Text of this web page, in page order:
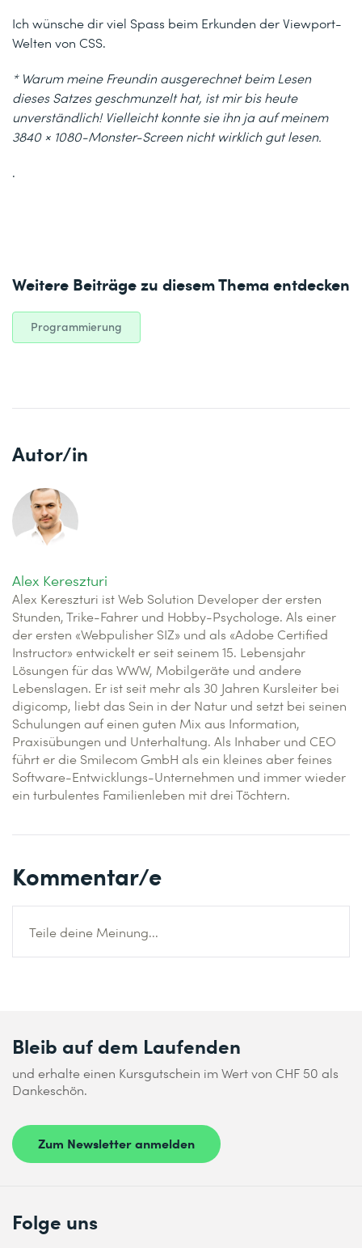
Ich wünsche dir viel Spass beim Erkunden der Viewport-
Welten von CSS.
* Warum meine Freundin ausgerechnet beim Lesen
dieses Satzes geschmunzelt hat, ist mir bis heute
unverständlich! Vielleicht konnte sie ihn ja auf meinem
3840 × 1080-Monster-Screen nicht wirklich gut lesen.
.
Weitere Beiträge zu diesem Thema entdecken
Programmierung
Autor/in
Alex Kereszturi
Alex Kereszturi ist Web Solution Developer der ersten
Stunden, Trike-Fahrer und Hobby-Psychologe. Als einer
der ersten «Webpulisher SIZ» und als «Adobe Certified
Instructor» entwickelt er seit seinem 15. Lebensjahr
Lösungen für das WWW, Mobilgeräte und andere
Lebenslagen. Er ist seit mehr als 30 Jahren Kursleiter bei
digicomp, liebt das Sein in der Natur und setzt bei seinen
Schulungen auf einen guten Mix aus Information,
Praxisübungen und Unterhaltung. Als Inhaber und CEO
führt er die Smilecom GmbH als ein kleines aber feines
Software-Entwicklungs-Unternehmen und immer wieder
ein turbulentes Familienleben mit drei Töchtern.
Kommentar/e
Teile deine Meinung...
Bleib auf dem Laufenden
und erhalte einen Kursgutschein im Wert von CHF 50 als
Dankeschön.
Zum Newsletter anmelden
Folge uns